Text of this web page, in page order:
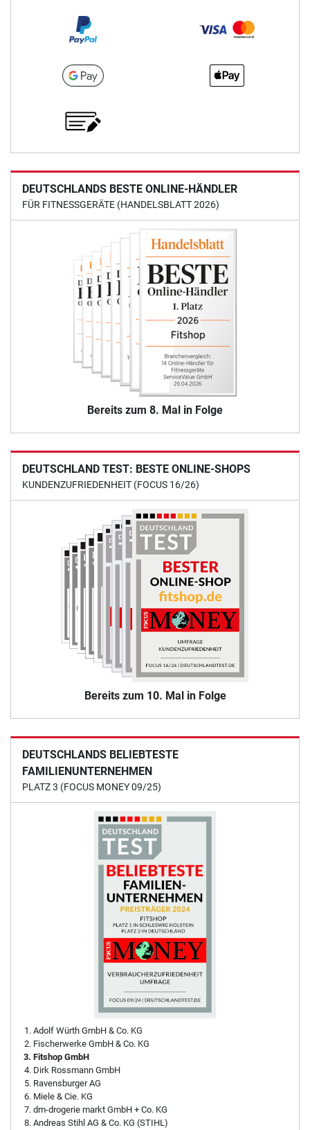
DEUTSCHLANDS BESTE ONLINE-HÄNDLER
FÜR FITNESSGERÄTE (HANDELSBLATT 2026)
Bereits zum 8. Mal in Folge
DEUTSCHLAND TEST: BESTE ONLINE-SHOPS
KUNDENZUFRIEDENHEIT (FOCUS 16/26)
Bereits zum 10. Mal in Folge
DEUTSCHLANDS BELIEBTESTE
FAMILIENUNTERNEHMEN
PLATZ 3 (FOCUS MONEY 09/25)
Adolf Würth GmbH & Co. KG
Fischerwerke GmbH & Co. KG
Fitshop GmbH
Dirk Rossmann GmbH
Ravensburger AG
Miele & Cie. KG
dm-drogerie markt GmbH + Co. KG
Andreas Stihl AG & Co. KG (STIHL)